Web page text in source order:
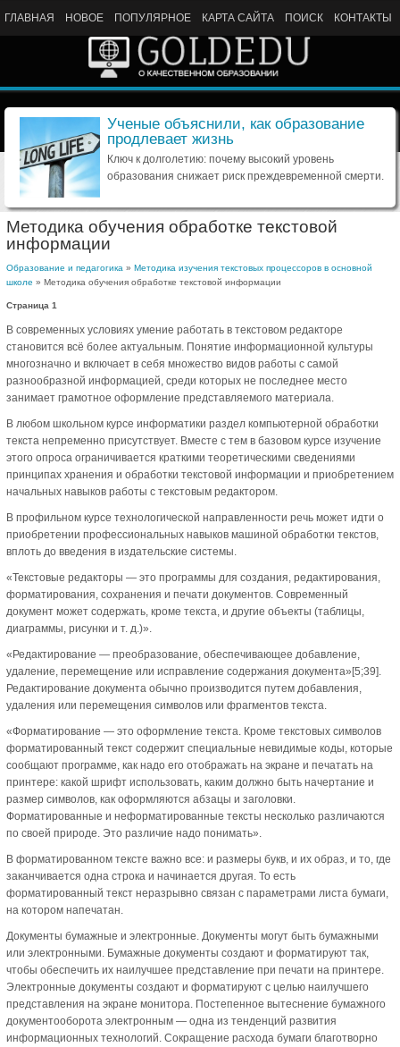
ГЛАВНАЯ НОВОЕ ПОПУЛЯРНОЕ КАРТА САЙТА ПОИСК КОНТАКТЫ
Ученые объяснили, как образование
продлевает жизнь
Ключ к долголетию: почему высокий уровень
образования снижает риск преждевременной смерти.
Методика обучения обработке текстовой
информации
Образование и педагогика » Методика изучения текстовых процессоров в основной
школе » Методика обучения обработке текстовой информации
Страница 1
В современных условиях умение работать в текстовом редакторе
становится всё более актуальным. Понятие информационной культуры
многозначно и включает в себя множество видов работы с самой
разнообразной информацией, среди которых не последнее место
занимает грамотное оформление представляемого материала.
В любом школьном курсе информатики раздел компьютерной обработки
текста непременно присутствует. Вместе с тем в базовом курсе изучение
этого опроса ограничивается краткими теоретическими сведениями
принципах хранения и обработки текстовой информации и приобретением
начальных навыков работы с текстовым редактором.
В профильном курсе технологической направленности речь может идти о
приобретении профессиональных навыков машиной обработки текстов,
вплоть до введения в издательские системы.
«Текстовые редакторы — это программы для создания, редактирования,
форматирования, сохранения и печати документов. Современный
документ может содержать, кроме текста, и другие объекты (таблицы,
диаграммы, рисунки и т. д.)».
«Редактирование — преобразование, обеспечивающее добавление,
удаление, перемещение или исправление содержания документа»[5;39].
Редактирование документа обычно производится путем добавления,
удаления или перемещения символов или фрагментов текста.
«Форматирование — это оформление текста. Кроме текстовых символов
форматированный текст содержит специальные невидимые коды, которые
сообщают программе, как надо его отображать на экране и печатать на
принтере: какой шрифт использовать, каким должно быть начертание и
размер символов, как оформляются абзацы и заголовки.
Форматированные и неформатированные тексты несколько различаются
по своей природе. Это различие надо понимать».
В форматированном тексте важно все: и размеры букв, и их образ, и то, где
заканчивается одна строка и начинается другая. То есть
форматированный текст неразрывно связан с параметрами листа бумаги,
на котором напечатан.
Документы бумажные и электронные. Документы могут быть бумажными
или электронными. Бумажные документы создают и форматируют так,
чтобы обеспечить их наилучшее представление при печати на принтере.
Электронные документы создают и форматируют с целью наилучшего
представления на экране монитора. Постепенное вытеснение бумажного
документооборота электронным — одна из тенденций развития
информационных технологий. Сокращение расхода бумаги благотворно